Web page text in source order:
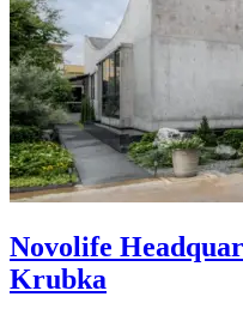
Novolife
Krubka